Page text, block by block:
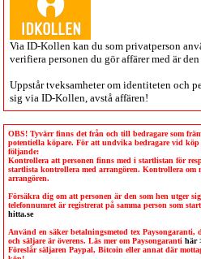
Via ID-Kollen kan du som privatperson
verifiera personen du gör affärer med är
Uppstår tveksamheter om identiteten och
sig via ID-Kollen , avstå affären!
OBS! Tyvärr finns det från och till bedragare som
potentiella köpare. För att undvika bedragare vid
följande:
Kontrollera att personen finns med i startlistan för
startlista kontrollera med arrangören. Kontrollera om
arrangören.
Försäkra dig om att personen är den som hen utger
telefonnumret är registrerat på samma person som
hitta.se
Använd en säker betalningsmetod tex
och säljare är överens. Läs mer om Paysongaranti här
Föreslår säljaren Paypal, Bitcoin eller annat där